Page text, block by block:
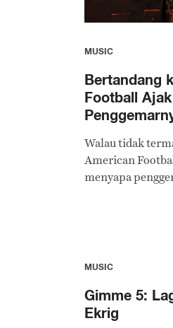
MUSIC
Bertandang
Football
Walau tidak
American
menyapa
MUSIC
Gimme 5:
Ekrig